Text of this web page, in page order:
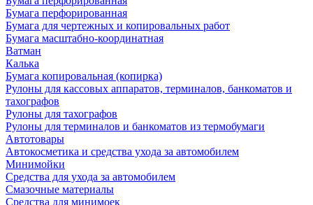
Бумага перфорированная
Бумага для чертежных и копировальных работ
Бумага масштабно-координатная
Ватман
Калька
Бумага копировальная (копирка)
Рулоны для кассовых аппаратов, терминалов, банкоматов и
тахографов
Рулоны для тахографов
Рулоны для терминалов и банкоматов из термобумаги
Автотовары
Автокосметика и средства ухода за автомобилем
Минимойки
Средства для ухода за автомобилем
Смазочные материалы
Средства для минимоек